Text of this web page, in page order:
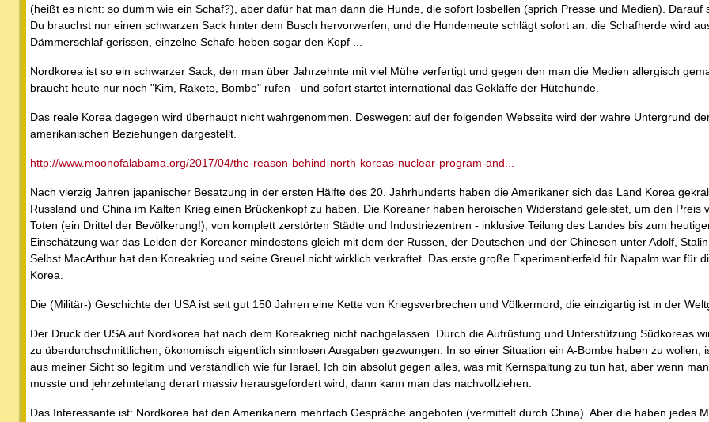
(heißt es nicht: so dumm wie ein Schaf?), aber dafür hat man dann die Hunde, die sofort losbellen (sprich Presse und Medien). Darauf
Du brauchst nur einen schwarzen Sack hinter dem Busch hervorwerfen, und die Hundemeute schlägt sofort an: die Schafherde wird
Dämmerschlaf gerissen, einzelne Schafe heben sogar den Kopf ...
Nordkorea ist so ein schwarzer Sack, den man über Jahrzehnte mit viel Mühe verfertigt und gegen den man die Medien allergisch
braucht heute nur noch "Kim, Rakete, Bombe" rufen - und sofort startet international das Gekläffe der Hütehunde.
Das reale Korea dagegen wird überhaupt nicht wahrgenommen. Deswegen: auf der folgenden Webseite wird der wahre Untergrund
amerikanischen Beziehungen dargestellt.
http://www.moonofalabama.org/2017/04/the-reason-behind-north-koreas-nuclear-program-and...
Nach vierzig Jahren japanischer Besatzung in der ersten Hälfte des 20. Jahrhunderts haben die Amerikaner sich das Land Korea
Russland und China im Kalten Krieg einen Brückenkopf zu haben. Die Koreaner haben heroischen Widerstand geleistet, um den Preis
Toten (ein Drittel der Bevölkerung!), von komplett zerstörten Städte und Industriezentren - inklusive Teilung des Landes bis zum
Einschätzung war das Leiden der Koreaner mindestens gleich mit dem der Russen, der Deutschen und der Chinesen unter Adolf,
Selbst MacArthur hat den Koreakrieg und seine Greuel nicht wirklich verkraftet. Das erste große Experimentierfeld für Napalm war für
Korea.
Die (Militär-) Geschichte der USA ist seit gut 150 Jahren eine Kette von Kriegsverbrechen und Völkermord, die einzigartig ist in der
Der Druck der USA auf Nordkorea hat nach dem Koreakrieg nicht nachgelassen. Durch die Aufrüstung und Unterstützung Südkoreas
zu überdurchschnittlichen, ökonomisch eigentlich sinnlosen Ausgaben gezwungen. In so einer Situation ein A-Bombe haben zu wollen,
aus meiner Sicht so legitim und verständlich wie für Israel. Ich bin absolut gegen alles, was mit Kernspaltung zu tun hat, aber wenn
musste und jehrzehntelang derart massiv herausgefordert wird, dann kann man das nachvollziehen.
Das Interessante ist: Nordkorea hat den Amerikanern mehrfach Gespräche angeboten (vermittelt durch China). Aber die haben jedes